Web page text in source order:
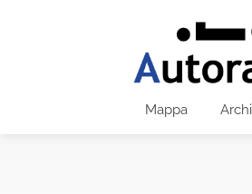
Mappa